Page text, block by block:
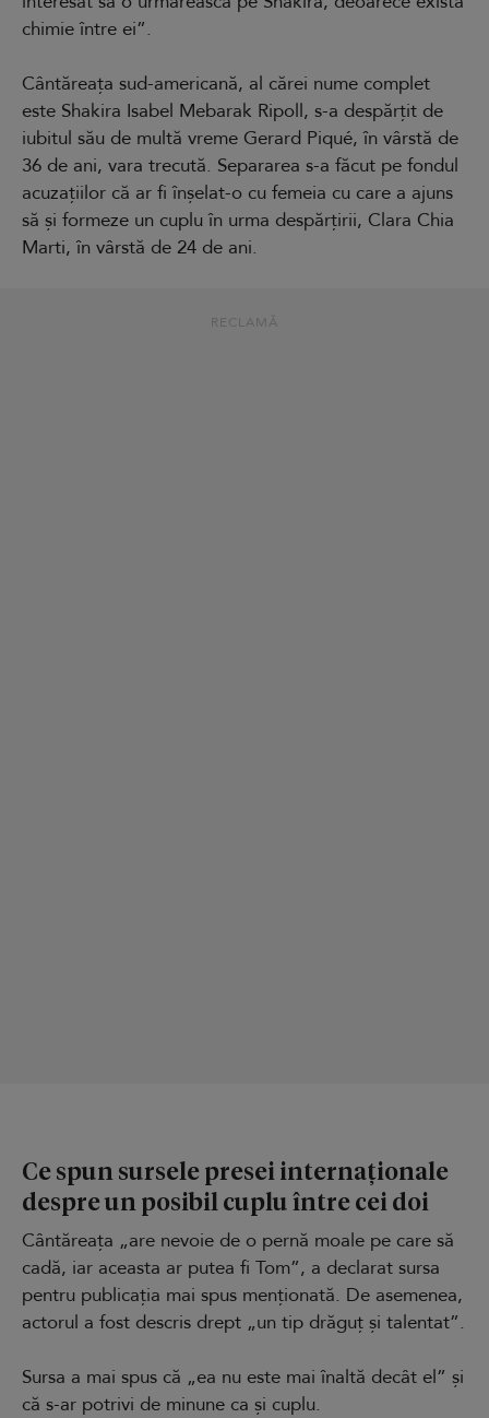
chimie între ei”.
Cântăreața sud-americană, al cărei nume complet
este Shakira Isabel Mebarak Ripoll, s-a despărțit de
iubitul său de multă vreme Gerard Piqué, în vârstă de
36 de ani, vara trecută. Separarea s-a făcut pe fondul
acuzațiilor că ar fi înșelat-o cu femeia cu care a ajuns
să și formeze un cuplu în urma despărțirii, Clara Chia
Marti, în vârstă de 24 de ani.
RECLAMĂ
Ce spun sursele presei internaționale
despre un posibil cuplu între cei doi
Cântăreața „are nevoie de o pernă moale pe care să
cadă, iar aceasta ar putea fi Tom”, a declarat sursa
pentru publicația mai spus menționată. De asemenea,
actorul a fost descris drept „un tip drăguț și talentat”.
Sursa a mai spus că „ea nu este mai înaltă decât el” și
că s-ar potrivi de minune ca și cuplu.